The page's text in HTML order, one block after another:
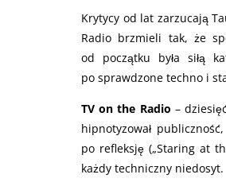
Krytycy od lat zarzucają
Radio brzmieli tak, że
od początku była siłą
po sprawdzone techno i
TV on the Radio –
hipnotyzował
po refleksję („Staring at
każdy techniczny niedosyt.